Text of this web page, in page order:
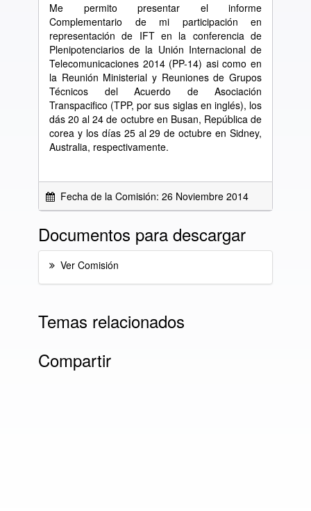
Me permito presentar el informe
Complementario de mi participación en
representación de IFT en la conferencia de
Plenipotenciarios de la Unión Internacional de
Telecomunicaciones 2014 (PP-14) asi como en
la Reunión Ministerial y Reuniones de Grupos
Técnicos del Acuerdo de Asociación
Transpacifico (TPP, por sus siglas en inglés), los
dás 20 al 24 de octubre en Busan, República de
corea y los días 25 al 29 de octubre en Sidney,
Australia, respectivamente.
Fecha de la Comisión: 26 Noviembre 2014
Documentos para descargar
Ver Comisión
Temas relacionados
Compartir